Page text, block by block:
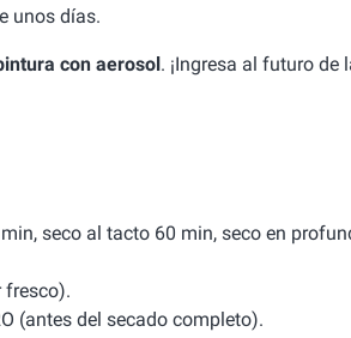
unos días.
con aerosol. ¡Ingresa al futuro de
seco al tacto 60 min, seco en
fresco).
(antes del secado completo).